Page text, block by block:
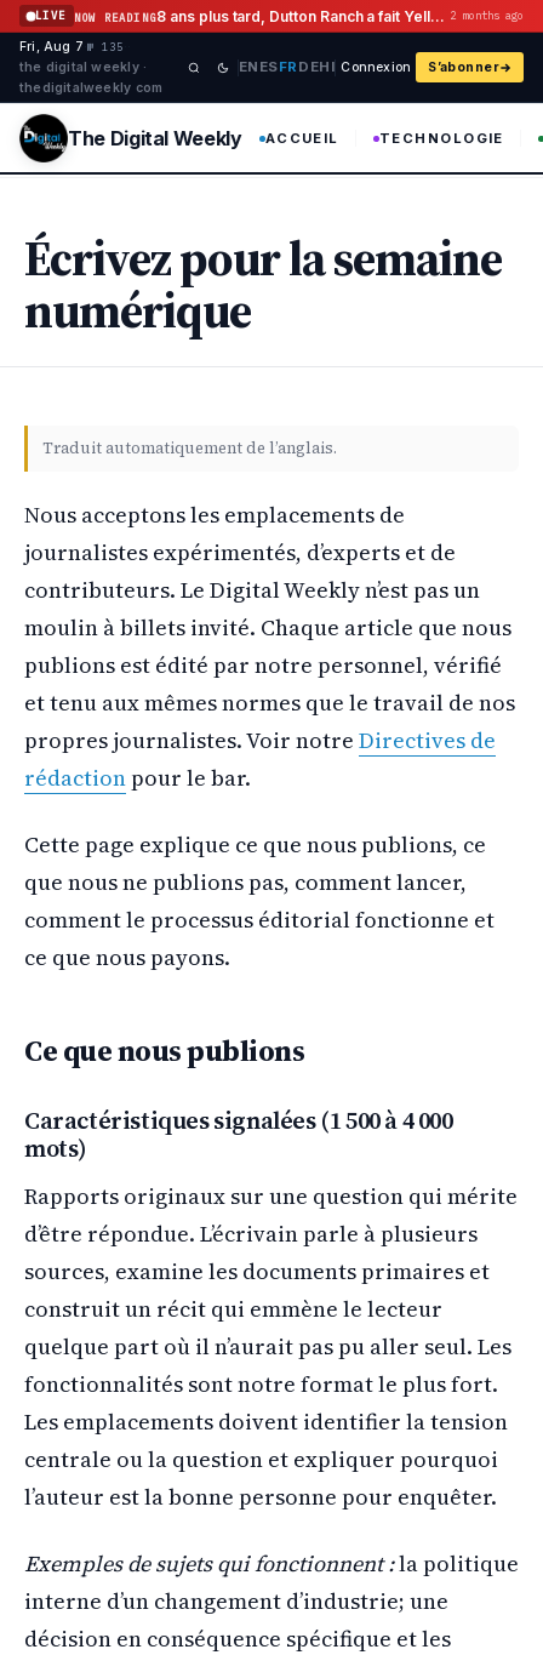
Aller au contenu
LIVE NOW READING 8 ans plus tard, Dutton Ranch a fait Yellowstone Flashback Histoire 2 months ago
Fri, Aug 7 ·№ 135
the digital weekly ·
thedigitalweekly com
EN ESFR DEHI Connexion S’abonner
The Digital Weekly ACCUEIL TECHNOLOGIE
Écrivez pour la semaine
numérique
Traduit automatiquement de l’anglais.
Nous acceptons les emplacements de
journalistes expérimentés, d’experts et de
contributeurs. Le Digital Weekly n’est pas un
moulin à billets invité. Chaque article que nous
publions est édité par notre personnel, vérifié
et tenu aux mêmes normes que le travail de nos
propres journalistes. Voir notre Directives de
rédactionpour le bar.
Cette page explique ce que nous publions, ce
que nous ne publions pas, comment lancer,
comment le processus éditorial fonctionne et
ce que nous payons.
Ce que nous publions
Caractéristiques signalées (1 500 à 4 000
mots)
Rapports originaux sur une question qui mérite
d’être répondue. L’écrivain parle à plusieurs
sources, examine les documents primaires et
construit un récit qui emmène le lecteur
quelque part où il n’aurait pas pu aller seul. Les
fonctionnalités sont notre format le plus fort.
Les emplacements doivent identifier la tension
centrale ou la question et expliquer pourquoi
l’auteur est la bonne personne pour enquêter.
Exemples de sujets qui fonctionnent :la politique
interne d’un changement d’industrie; une
décision en conséquence spécifique et les